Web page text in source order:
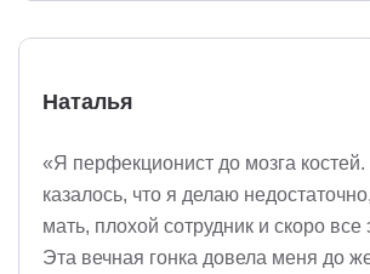
Наталья
«Я перфекционист до мозга
казалось, что я делаю
мать, плохой сотрудник и скоро все
Эта вечная гонка довела меня до